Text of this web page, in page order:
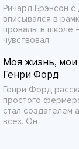
Ричард Брэнсон с
вписывался в
провалы в школе
чувствовал:
Моя жизнь, мои
Генри Форд
Генри Форд
простого
стал создателем
всех. Он